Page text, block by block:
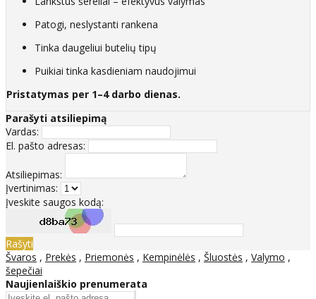
Patogi, neslystanti rankena
Tinka daugeliui butelių tipų
Puikiai tinka kasdieniam naudojimui
Pristatymas per 1–4 darbo dienas.
Parašyti atsiliepimą
Vardas:
El. pašto adresas:
Atsiliepimas:
Įvertinimas:
Įveskite saugos kodą:
Rašyti
Švaros , Prekės , Priemonės , Kempinėlės , Šluostės , Valymo ,
šepečiai
Naujienlaiškio prenumerata